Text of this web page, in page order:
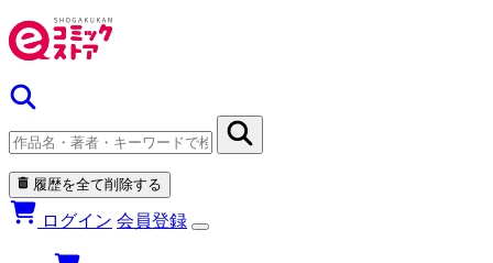
履歴を全て削除する
ログイン 会員登録